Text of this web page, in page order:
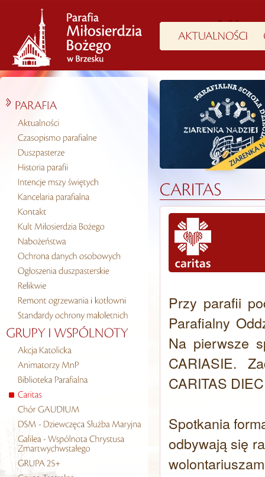
Przy parafii
Parafialny
Na pierwsze
CARIASIE.
CARITAS
Spotkania
odbywają się